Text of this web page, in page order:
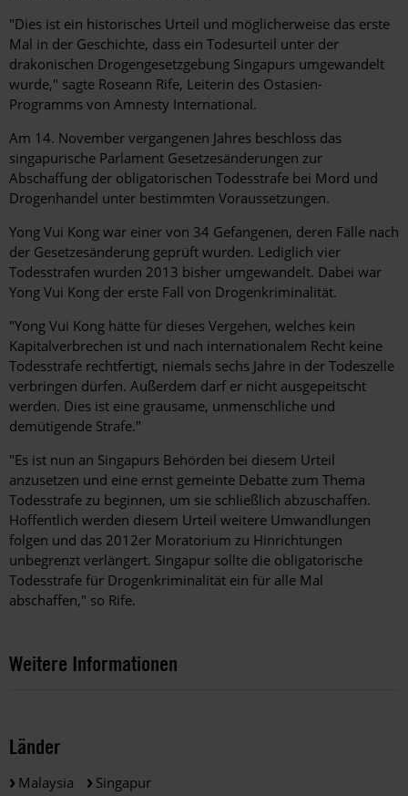
"Dies ist ein historisches Urteil und möglicherweise das erste
Mal in der Geschichte, dass ein Todesurteil unter der
drakonischen Drogengesetzgebung Singapurs umgewandelt
wurde," sagte Roseann Rife, Leiterin des Ostasien-
Programms von Amnesty International.
Am 14. November vergangenen Jahres beschloss das
singapurische Parlament Gesetzesänderungen zur
Abschaffung der obligatorischen Todesstrafe bei Mord und
Drogenhandel unter bestimmten Voraussetzungen.
Yong Vui Kong war einer von 34 Gefangenen, deren Fälle nach
der Gesetzesänderung geprüft wurden. Lediglich vier
Todesstrafen wurden 2013 bisher umgewandelt. Dabei war
Yong Vui Kong der erste Fall von Drogenkriminalität.
"Yong Vui Kong hätte für dieses Vergehen, welches kein
Kapitalverbrechen ist und nach internationalem Recht keine
Todesstrafe rechtfertigt, niemals sechs Jahre in der Todeszelle
verbringen dürfen. Außerdem darf er nicht ausgepeitscht
werden. Dies ist eine grausame, unmenschliche und
demütigende Strafe."
"Es ist nun an Singapurs Behörden bei diesem Urteil
anzusetzen und eine ernst gemeinte Debatte zum Thema
Todesstrafe zu beginnen, um sie schließlich abzuschaffen.
Hoffentlich werden diesem Urteil weitere Umwandlungen
folgen und das 2012er Moratorium zu Hinrichtungen
unbegrenzt verlängert. Singapur sollte die obligatorische
Todesstrafe für Drogenkriminalität ein für alle Mal
abschaffen," so Rife.
Weitere Informationen
Länder
Malaysia Singapur